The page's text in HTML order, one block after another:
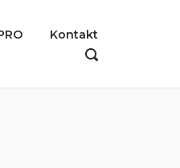
Kontakt
OPEN